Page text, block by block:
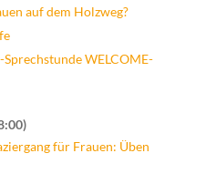
auf dem Holzweg?
Sprechstunde WELCOME-
für Frauen: Üben